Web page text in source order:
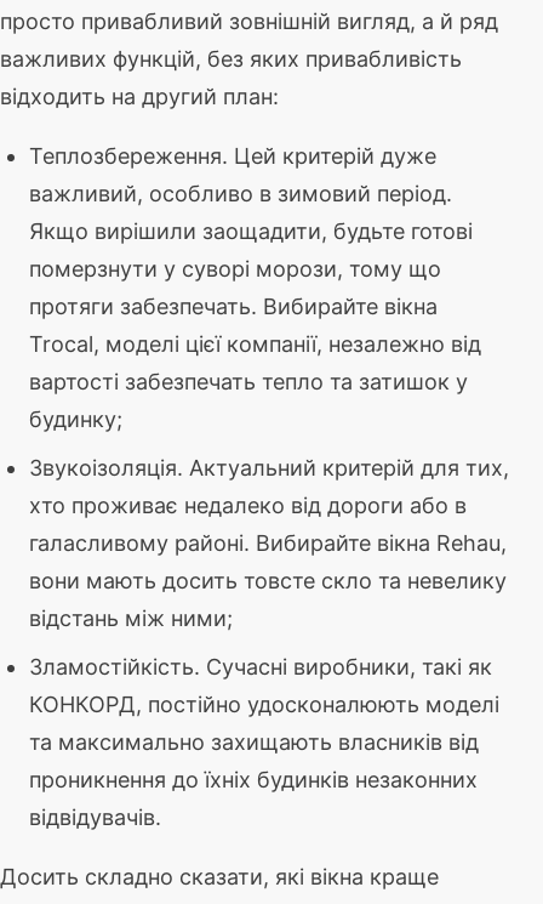
просто привабливий зовнішній вигляд, а й ряд
важливих функцій, без яких привабливість
відходить на другий план:
Теплозбереження. Цей критерій дуже
важливий, особливо в зимовий період.
Якщо вирішили заощадити, будьте готові
померзнути у суворі морози, тому що
протяги забезпечать. Вибирайте вікна
Trocal, моделі цієї компанії, незалежно від
вартості забезпечать тепло та затишок у
будинку;
Звукоізоляція. Актуальний критерій для тих,
хто проживає недалеко від дороги або в
галасливому районі. Вибирайте вікна Rehau,
вони мають досить товсте скло та невелику
відстань між ними;
Зламостійкість. Сучасні виробники, такі як
КОНКОРД, постійно удосконалюють моделі
та максимально захищають власників від
проникнення до їхніх будинків незаконних
відвідувачів.
Досить складно сказати, які вікна краще